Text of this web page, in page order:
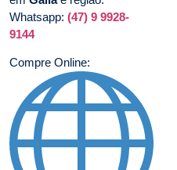
Whatsapp: (47) 9 9928-
9144
Compre Online: